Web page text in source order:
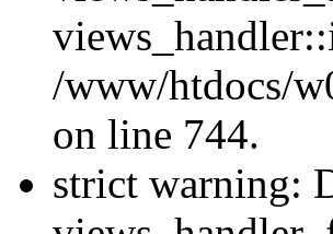
/www/htdocs/
on line 744.
strict warning: